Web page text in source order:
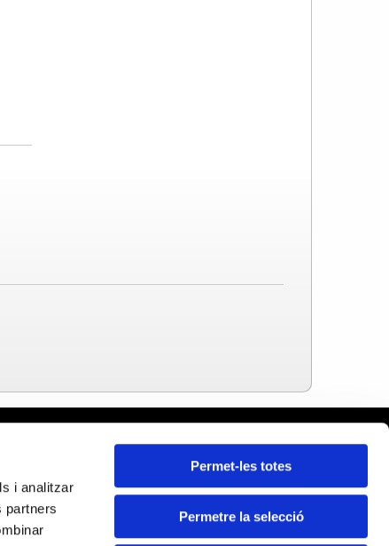
i analitzar
partners
Permet-les totes
Permetre la selecció